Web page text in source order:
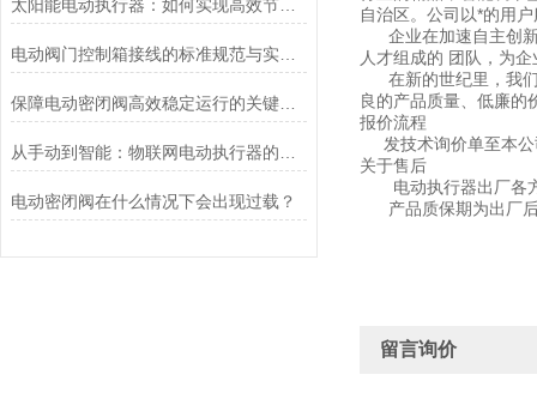
太阳能电动执行器：如何实现高效节能的自动化控制？
保障电动密闭阀高效稳定运行的关键举措
电动密闭阀在什么情况下会出现过载？
自治区。公司以*的用
企业在加速自主创新
人才组成的 团队，为
在新的世纪里，我们
良的产品质量、低廉的
报价流程
发技术询价单至本公
关于售后
电动执行器出厂各方
产品质保期为出厂后
留言询价